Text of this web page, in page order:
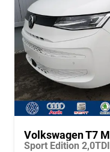
Volkswagen T7
Sport Edition